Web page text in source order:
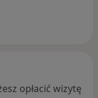
opłacić wizytę